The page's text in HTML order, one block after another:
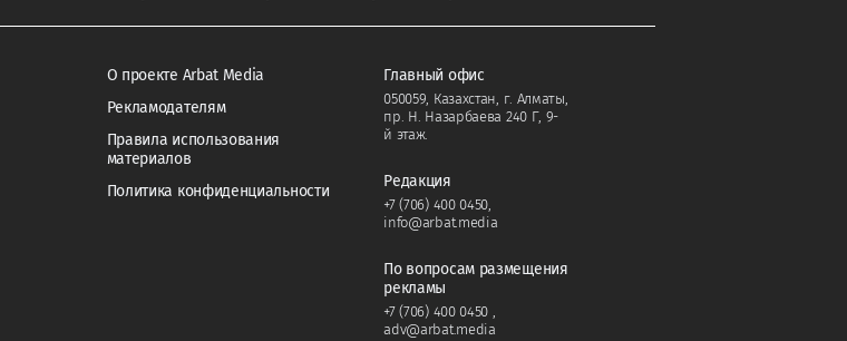
О проекте Arbat Media
Рекламодателям
Правила использования
материалов
Политика конфиденциальности
Главный офис
050059, Казахстан, г. Алматы,
пр. Н. Назарбаева 240 Г, 9-
й этаж.
Редакция
+7 (706) 400 0450
info@arbat.media
По вопросам размещения
рекламы
+7 (706) 400 0450
adv@arbat.media